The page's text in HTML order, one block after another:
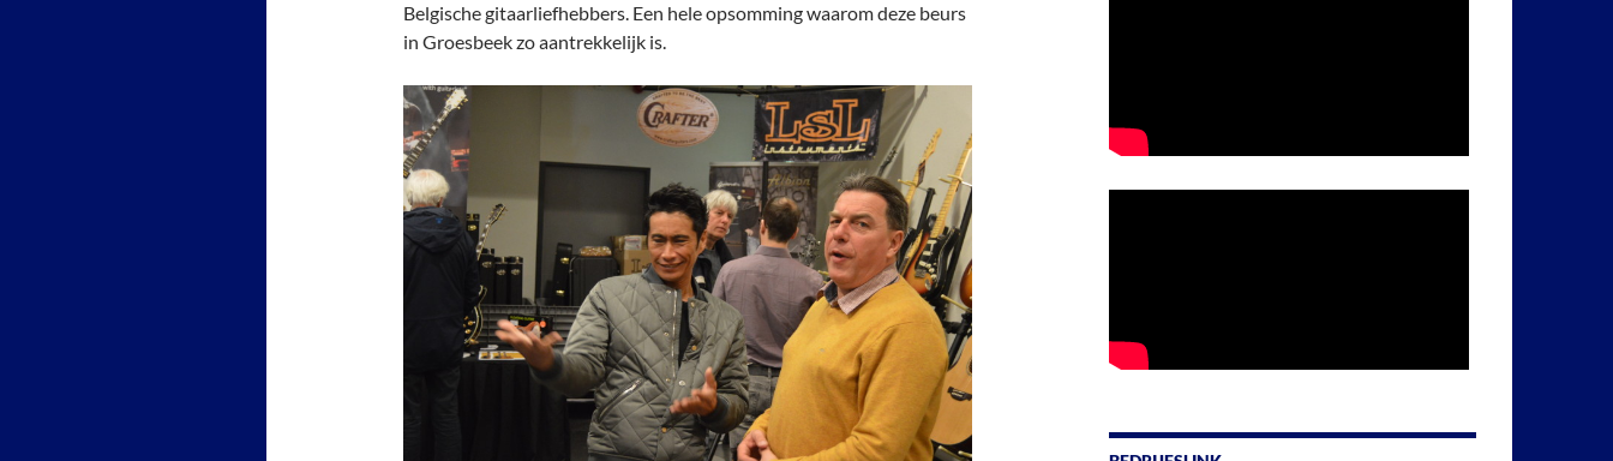
Belgische gitaarliefhebbers. Een hele opsomming waarom deze beurs
in Groesbeek zo aantrekkelijk is.